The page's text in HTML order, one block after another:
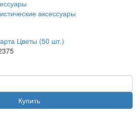
аксессуары
Цветы (50 шт.)
Купить